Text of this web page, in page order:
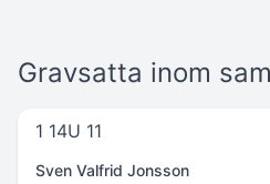
Gravsatta inom
1 14U 11
Sven Valfrid Jonsson